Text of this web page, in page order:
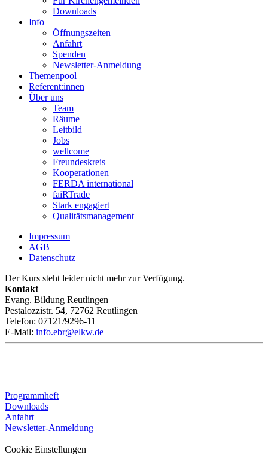
Downloads
Info
Öffnungszeiten
Anfahrt
Spenden
Newsletter-Anmeldung
Themenpool
Referent:innen
Über uns
Team
Räume
Leitbild
Jobs
wellcome
Freundeskreis
Kooperationen
FERDA international
faiRTrade
Stark engagiert
Qualitätsmanagement
Impressum
AGB
Datenschutz
Der Kurs steht leider nicht mehr zur Verfügung.
Kontakt
Evang. Bildung Reutlingen
Pestalozzistr. 54, 72762 Reutlingen
Telefon: 07121/9296-11
E-Mail: info.ebr@elkw.de
Programmheft
Downloads
Anfahrt
Newsletter-Anmeldung
Cookie Einstellungen